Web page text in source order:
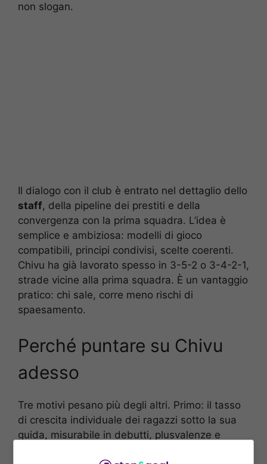
non slogan.
Il dialogo con il club è entrato nel dettaglio dello
staff, della pipeline dei prestiti e della
convergenza con la prima squadra. L’idea è
semplice e ambiziosa: modelli di gioco
compatibili, principi condivisi, scelte coerenti.
Chivu ha già lavorato spesso in 3-5-2 o 3-4-2-1,
strade vicine alla prima squadra. È un vantaggio
pratico: chi sale, corre meno rischi di
spaesamento.
Perché puntare su Chivu
adesso
Tre motivi pesano più degli altri. Primo: il tasso
di crescita individuale dei ragazzi sotto la sua
guida, misurabile in debutti, plusvalenze e